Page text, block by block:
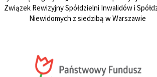
Związek Rewizyjny Spółdzielni Inwalidów i
Niewidomych z siedzibą w Warszawie